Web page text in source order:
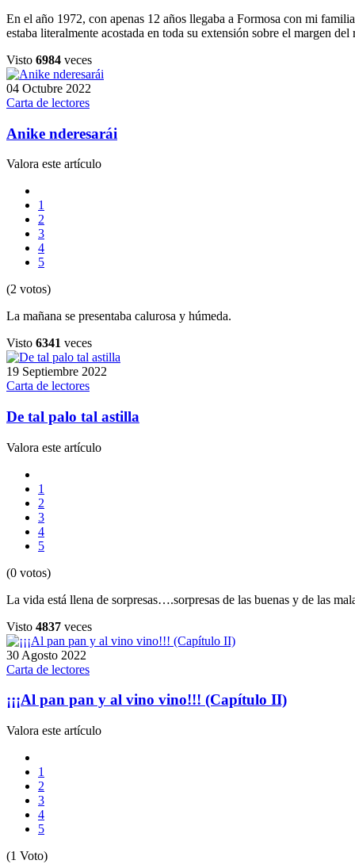
En el año 1972, con apenas 12 años llegaba a Formosa con mi
estaba literalmente acostada en toda su extensión sobre el margen del
Visto 6984 veces
04 Octubre 2022
Carta de lectores
Anike nderesarái
Valora este artículo
1
2
3
4
5
(2 votos)
La mañana se presentaba calurosa y húmeda.
Visto 6341 veces
19 Septiembre 2022
Carta de lectores
De tal palo tal astilla
Valora este artículo
1
2
3
4
5
(0 votos)
La vida está llena de sorpresas….sorpresas de las buenas y de las
Visto 4837 veces
30 Agosto 2022
Carta de lectores
¡¡¡Al pan pan y al vino vino!!! (Capítulo II)
Valora este artículo
1
2
3
4
5
(1 Voto)